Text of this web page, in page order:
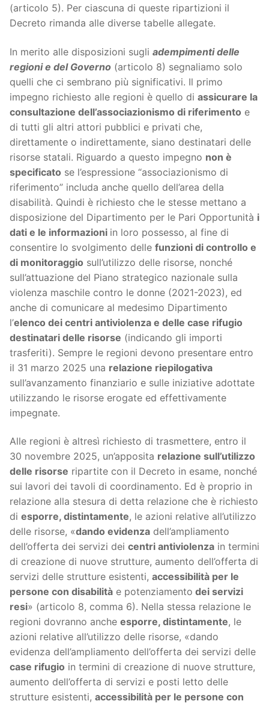
(articolo 5). Per ciascuna di queste ripartizioni il
Decreto rimanda alle diverse tabelle allegate.
In merito alle disposizioni sugli adempimenti delle
regioni e del Governo (articolo 8) segnaliamo solo
quelli che ci sembrano più significativi. Il primo
impegno richiesto alle regioni è quello di assicurare la
consultazione dell’associazionismo di riferimento e
di tutti gli altri attori pubblici e privati che,
direttamente o indirettamente, siano destinatari delle
risorse statali. Riguardo a questo impegno non è
specificato se l’espressione “associazionismo di
riferimento” includa anche quello dell’area della
disabilità. Quindi è richiesto che le stesse mettano a
disposizione del Dipartimento per le Pari Opportunità i
dati e le informazioni in loro possesso, al fine di
consentire lo svolgimento delle funzioni di controllo e
di monitoraggio sull’utilizzo delle risorse, nonché
sull’attuazione del Piano strategico nazionale sulla
violenza maschile contro le donne (2021-2023), ed
anche di comunicare al medesimo Dipartimento
l’elenco dei centri antiviolenza e delle case rifugio
destinatari delle risorse (indicando gli importi
trasferiti). Sempre le regioni devono presentare entro
il 31 marzo 2025 una relazione riepilogativa
sull’avanzamento finanziario e sulle iniziative adottate
utilizzando le risorse erogate ed effettivamente
impegnate.
Alle regioni è altresì richiesto di trasmettere, entro il
30 novembre 2025, un’apposita relazione sull’utilizzo
delle risorse ripartite con il Decreto in esame, nonché
sui lavori dei tavoli di coordinamento. Ed è proprio in
relazione alla stesura di detta relazione che è richiesto
di esporre, distintamente, le azioni relative all’utilizzo
delle risorse, «dando evidenza dell’ampliamento
dell’offerta dei servizi dei centri antiviolenza in termini
di creazione di nuove strutture, aumento dell’offerta di
servizi delle strutture esistenti, accessibilità per le
persone con disabilità e potenziamento dei servizi
resi» (articolo 8, comma 6). Nella stessa relazione le
regioni dovranno anche esporre, distintamente, le
azioni relative all’utilizzo delle risorse, «dando
evidenza dell’ampliamento dell’offerta dei servizi delle
case rifugio in termini di creazione di nuove strutture,
aumento dell’offerta di servizi e posti letto delle
strutture esistenti, accessibilità per le persone con